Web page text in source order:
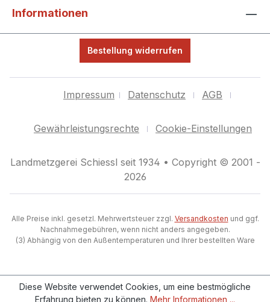
Informationen
Bestellung widerrufen
Impressum Datenschutz AGB
Gewährleistungsrechte Cookie-Einstellungen
Landmetzgerei Schiessl seit 1934 • Copyright © 2001 -
2026
Alle Preise inkl. gesetzl. Mehrwertsteuer zzgl. Versandkosten und ggf.
Nachnahmegebühren, wenn nicht anders angegeben.
(3) Abhängig von den Außentemperaturen und Ihrer bestellten Ware
Diese Website verwendet Cookies, um eine bestmögliche
Erfahrung bieten zu können. Mehr Informationen ...